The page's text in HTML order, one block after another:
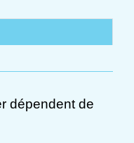
dépendent de